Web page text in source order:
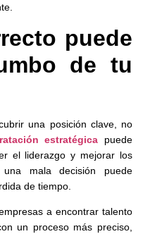
puede
de tu
una posición clave, no
estratégica puede
el liderazgo y mejorar los
mala decisión puede
de tiempo.
a encontrar talento
un proceso más preciso,